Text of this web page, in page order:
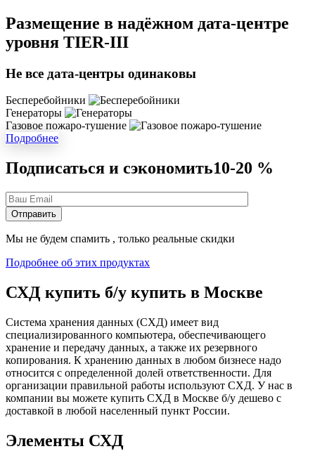
Размещение в надёжном дата-центре
уровня TIER-III
Не все дата-центры одинаковы
Бесперебойники
Генераторы
Газовое пожаро-тушение
Подробнее
Подписаться и сэкономить10-20 %
Мы не будем спамить , только реальные скидки
Подробнее об этих продуктах
СХД купить б/у купить в Москве
Система хранения данных (СХД) имеет вид
специализированного компьютера, обеспечивающего
хранение и передачу данных, а также их резервного
копирования. К хранению данных в любом бизнесе надо
относится с определенной долей ответственности. Для
организации правильной работы используют СХД. У нас в
компании вы можете купить СХД в Москве б/у дешево с
доставкой в любой населенный пункт России.
Элементы СХД